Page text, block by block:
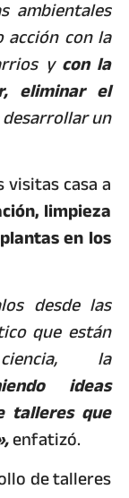
ambientales
acción con la
ycon la
eliminar el
un
visitas casa a
limpieza
en los
desde las
que están
la
ideas
talleres que
enfatizó.
de talleres